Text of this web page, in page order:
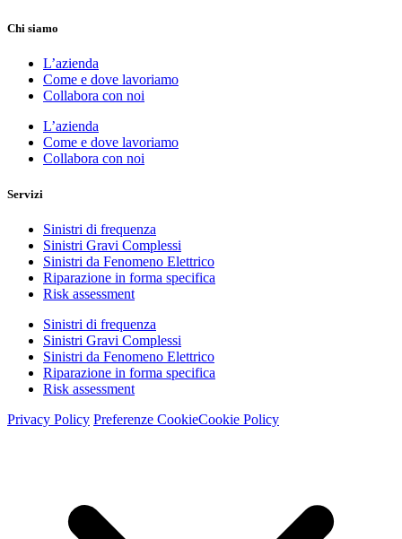
Chi siamo
L’azienda
Come e dove lavoriamo
Collabora con noi
L’azienda
Come e dove lavoriamo
Collabora con noi
Servizi
Sinistri di frequenza
Sinistri Gravi Complessi
Sinistri da Fenomeno Elettrico
Riparazione in forma specifica
Risk assessment
Sinistri di frequenza
Sinistri Gravi Complessi
Sinistri da Fenomeno Elettrico
Riparazione in forma specifica
Risk assessment
Privacy Policy Preferenze CookieCookie Policy